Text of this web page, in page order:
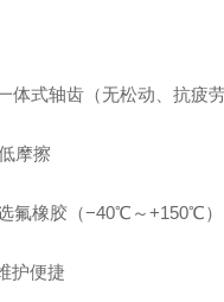
体式轴齿（无松动、抗疲
摩擦
氟橡胶（−40℃～+150℃）
护便捷